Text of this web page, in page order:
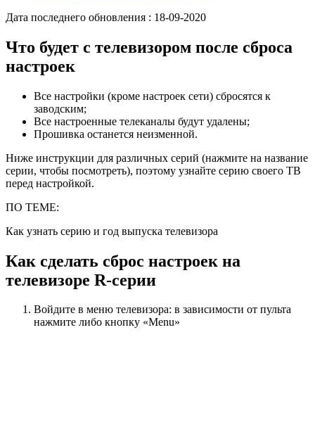
Дата последнего обновления : 18-09-2020
Что будет с телевизором после сброса
настроек
Все настройки (кроме настроек сети) сбросятся к
заводским;
Все настроенные телеканалы будут удалены;
Прошивка останется неизменной.
Ниже инструкции для различных серий (нажмите на название
серии, чтобы посмотреть), поэтому узнайте серию своего ТВ
перед настройкой.
ПО ТЕМЕ:
Как узнать серию и год выпуска телевизора
Как сделать сброс настроек на
телевизоре R-серии
Войдите в меню телевизора: в зависимости от пульта
нажмите либо кнопку «Menu»